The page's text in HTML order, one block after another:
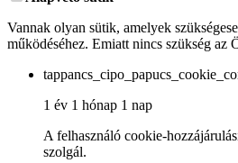
Vannak olyan sütik, amelyek
működéséhez. Emiatt nincs szükség az
1 év 1 hónap 1 nap
A felhasználó cookie-
szolgál.